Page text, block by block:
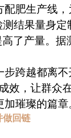
生产线，
结果量身
了产量。
越都离不
效，让群众
璀璨的篇
做回链